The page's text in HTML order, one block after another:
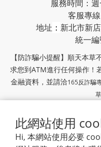
此網站使用
Hi, 本網站使用必要
服務時間：
客服專
地址 ： 新北市新
統一
【防詐騙小提醒】順天本
求您到ATM進行任何操作！
金融資料，並請洽165反詐騙
順天本草官網|隱